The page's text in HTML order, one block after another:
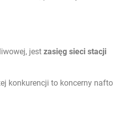
jest zasięg sieci stacji
konkurencji to koncerny